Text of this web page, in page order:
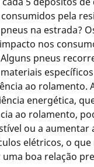
pela
na estrada?
nos
pneus
ao rolamento.
energética,
ao rolamento,
ou a aumentar
elétricos, o
boa relação